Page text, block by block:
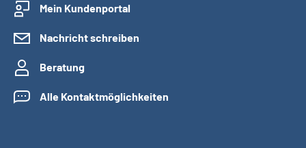
Mein Kundenportal
Nachricht schreiben
Beratung
Alle Kontaktmöglichkeiten